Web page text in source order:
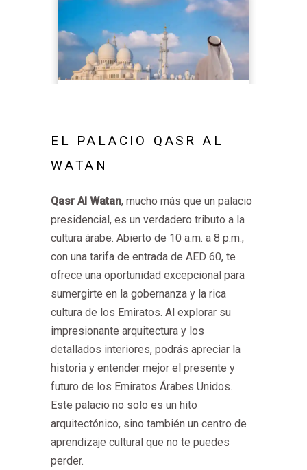
EL PALACIO QASR AL
WATAN
Qasr Al Watan, mucho más que un palacio
presidencial, es un verdadero tributo a la
cultura árabe. Abierto de 10 a.m. a 8 p.m.,
con una tarifa de entrada de AED 60, te
ofrece una oportunidad excepcional para
sumergirte en la gobernanza y la rica
cultura de los Emiratos. Al explorar su
impresionante arquitectura y los
detallados interiores, podrás apreciar la
historia y entender mejor el presente y
futuro de los Emiratos Árabes Unidos.
Este palacio no solo es un hito
arquitectónico, sino también un centro de
aprendizaje cultural que no te puedes
perder.